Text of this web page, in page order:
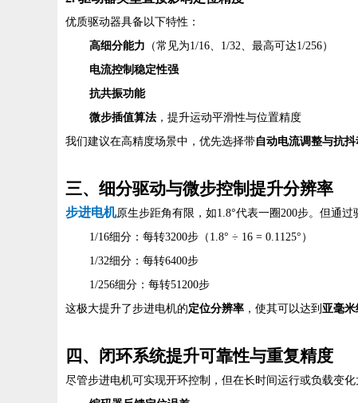
优质驱动器具备以下特性：
高细分能力 （常见为1/16、1/32、最高可达1/256）
电流控制稳定性强
抗共振功能
微步插值算法 ，提升运动平滑性与位置精度
我们建议在高精度场景中，优先选择带自动电流调整与抗
三、细分驱动与微步控制提升分辨率
步进电机原生步距角有限，如1.8°代表一圈200步。但通
1/16细分：每转3200步（1.8° ÷ 16 = 0.1125°）
1/32细分：每转6400步
1/256细分：每转51200步
这极大提升了步进电机的定位分辨率 ，使其可以达到 亚毫
四、闭环系统提升可靠性与重复精度
尽管步进电机可实现开环控制，但在长时间运行或负载变